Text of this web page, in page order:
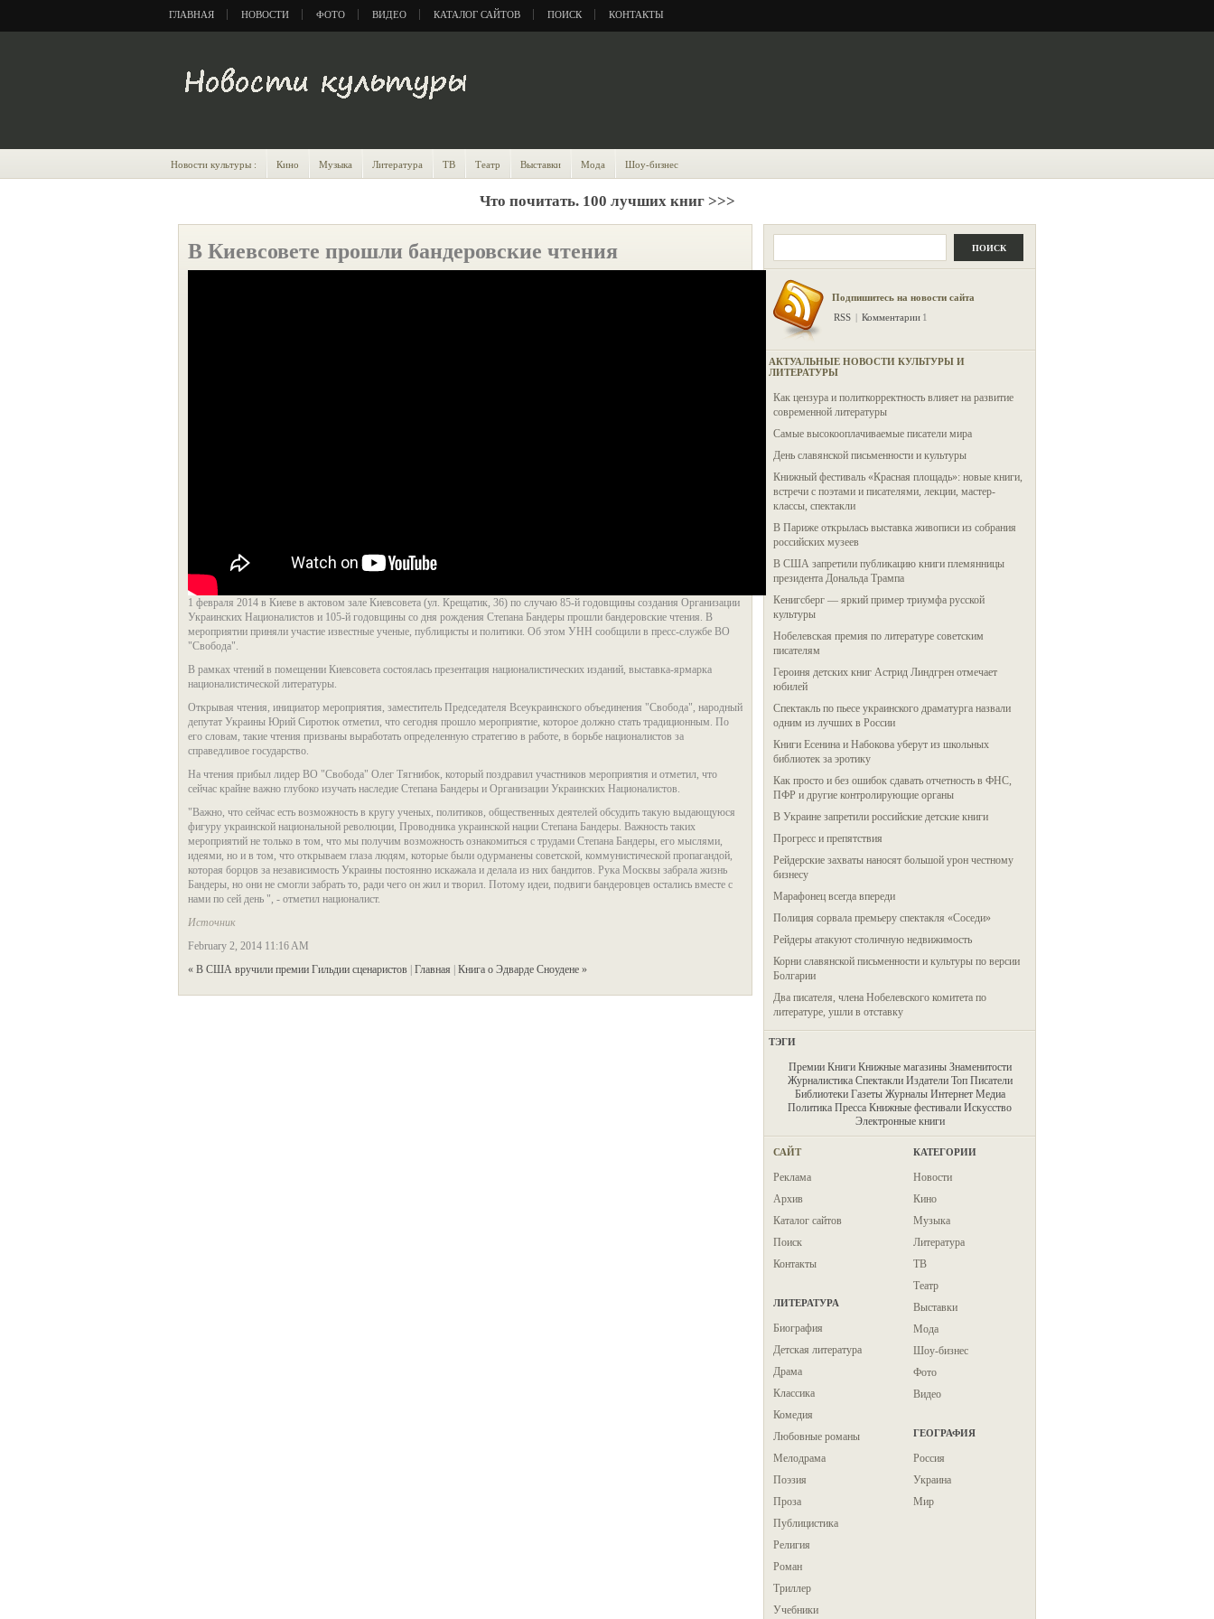
ГЛАВНАЯ НОВОСТИ ФОТО ВИДЕО КАТАЛОГ САЙТОВ ПОИСК КОНТАКТЫ
Новости культуры : Кино Музыка Литература ТВ Театр Выставки Мода Шоу-бизнес
Что почитать. 100 лучших книг >>>
В Киевсовете прошли бандеровские чтения
1 февраля 2014 в Киеве в актовом зале Киевсовета (ул. Крещатик, 36) по случаю 85-й годовщины создания Организации
Украинских Националистов и 105-й годовщины со дня рождения Степана Бандеры прошли бандеровские чтения. В
мероприятии приняли участие известные ученые, публицисты и политики. Об этом УНН сообщили в пресс-службе ВО
"Свобода".
В рамках чтений в помещении Киевсовета состоялась презентация националистических изданий, выставка-ярмарка
националистической литературы.
Открывая чтения, инициатор мероприятия, заместитель Председателя Всеукраинского объединения "Свобода", народный
депутат Украины Юрий Сиротюк отметил, что сегодня прошло мероприятие, которое должно стать традиционным. По
его словам, такие чтения призваны выработать определенную стратегию в работе, в борьбе националистов за
справедливое государство.
На чтения прибыл лидер ВО "Свобода" Олег Тягнибок, который поздравил участников мероприятия и отметил, что
сейчас крайне важно глубоко изучать наследие Степана Бандеры и Организации Украинских Националистов.
"Важно, что сейчас есть возможность в кругу ученых, политиков, общественных деятелей обсудить такую ​​выдающуюся
фигуру украинской национальной революции, Проводника украинской нации Степана Бандеры. Важность таких
мероприятий не только в том, что мы получим возможность ознакомиться с трудами Степана Бандеры, его мыслями,
идеями, но и в том, что открываем глаза людям, которые были одурманены советской, коммунистической пропагандой,
которая борцов за независимость Украины постоянно искажала и делала из них бандитов. Рука Москвы забрала жизнь
Бандеры, но они не смогли забрать то, ради чего он жил и творил. Потому идеи, подвиги бандеровцев остались вместе с
нами по сей день ", - отметил националист.
Источник
February 2, 2014 11:16 AM
« В США вручили премии Гильдии сценаристов Главная Книга о Эдварде Сноудене »
ПОИСК
Подпишитесь на новости сайта
RSS | Комментарии 1
АКТУАЛЬНЫЕ НОВОСТИ КУЛЬТУРЫ И
ЛИТЕРАТУРЫ
Как цензура и политкорректность влияет на развитие
современной литературы
Самые высокооплачиваемые писатели мира
День славянской письменности и культуры
Книжный фестиваль «Красная площадь»: новые книги,
встречи с поэтами и писателями, лекции, мастер-
классы, спектакли
В Париже открылась выставка живописи из собрания
российских музеев
В США запретили публикацию книги племянницы
президента Дональда Трампа
Кенигсберг — яркий пример триумфа русской
культуры
Нобелевская премия по литературе советским
писателям
Героиня детских книг Астрид Линдгрен отмечает
юбилей
Спектакль по пьесе украинского драматурга назвали
одним из лучших в России
Книги Есенина и Набокова уберут из школьных
библиотек за эротику
Как просто и без ошибок сдавать отчетность в ФНС,
ПФР и другие контролирующие органы
В Украине запретили российские детские книги
Прогресс и препятствия
Рейдерские захваты наносят большой урон честному
бизнесу
Марафонец всегда впереди
Полиция сорвала премьеру спектакля «Соседи»
Рейдеры атакуют столичную недвижимость
Корни славянской письменности и культуры по версии
Болгарии
Два писателя, члена Нобелевского комитета по
литературе, ушли в отставку
ТЭГИ
Премии Книги Книжные магазины Знаменитости
Журналистика Спектакли Издатели Топ Писатели
Библиотеки Газеты Журналы Интернет Медиа
Политика Пресса Книжные фестивали Искусство
Электронные книги
САЙТ
Реклама
Архив
Каталог сайтов
Поиск
Контакты
ЛИТЕРАТУРА
Биография
Детская литература
Драма
Классика
Комедия
Любовные романы
Мелодрама
Поэзия
Проза
Публицистика
Религия
Роман
Триллер
Учебники
КАТЕГОРИИ
Новости
Кино
Музыка
Литература
ТВ
Театр
Выставки
Мода
Шоу-бизнес
Фото
Видео
ГЕОГРАФИЯ
Россия
Украина
Мир